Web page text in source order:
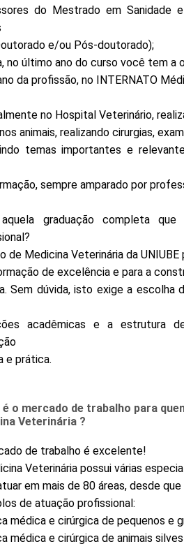
do Mestrado em Sanidade
e/ou Pós-doutorado);
no último ano do curso você tem a
da profissão, no INTERNATO
no Hospital Veterinário,
animais, realizando cirurgias,
temas importantes e
sempre amparado por
graduação completa
de Medicina Veterinária da
de excelência e para a
Sem dúvida, isto exige a escolha
acadêmicas e a estrutura
e prática.
é o mercado de trabalho para
Veterinária ?
de trabalho é excelente!
Veterinária possui várias
em mais de 80 áreas, desde
de atuação profissional:
médica e cirúrgica de pequenos e
médica e cirúrgica de animais